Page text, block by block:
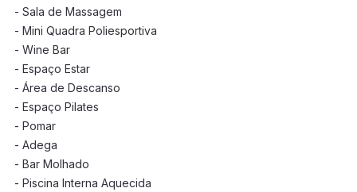
- Sala de Massagem
- Mini Quadra Poliesportiva
- Wine Bar
- Espaço Estar
- Área de Descanso
- Espaço Pilates
- Pomar
- Adega
- Bar Molhado
- Piscina Interna Aquecida